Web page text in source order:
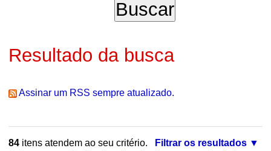
Resultado da busca
Assinar um RSS sempre atualizado.
84itens atendem ao seu critério.
Filtrar os resultados